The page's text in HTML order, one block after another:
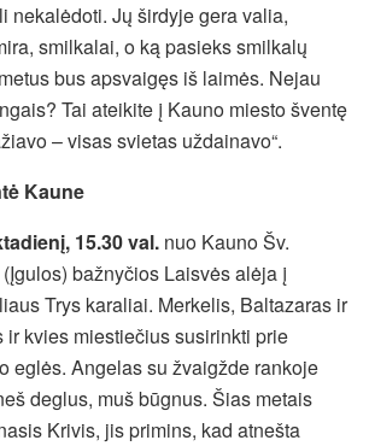
nekalėdoti. Jų širdyje gera valia,
smilkalai, o ką pasieks smilkalų
bus apsvaigęs iš laimės. Nejau
Tai ateikite į Kauno miesto šventę
– visas svietas uždainavo“.
Kaune
15.30 val. nuo Kauno Šv.
bažnyčios Laisvės alėja į
Trys karaliai. Merkelis, Baltazaras ir
ir kvies miestiečius susirinkti prie
eglės. Angelas su žvaigžde rankoje
deglus, muš būgnus. Šias metais
Krivis, jis primins, kad atnešta